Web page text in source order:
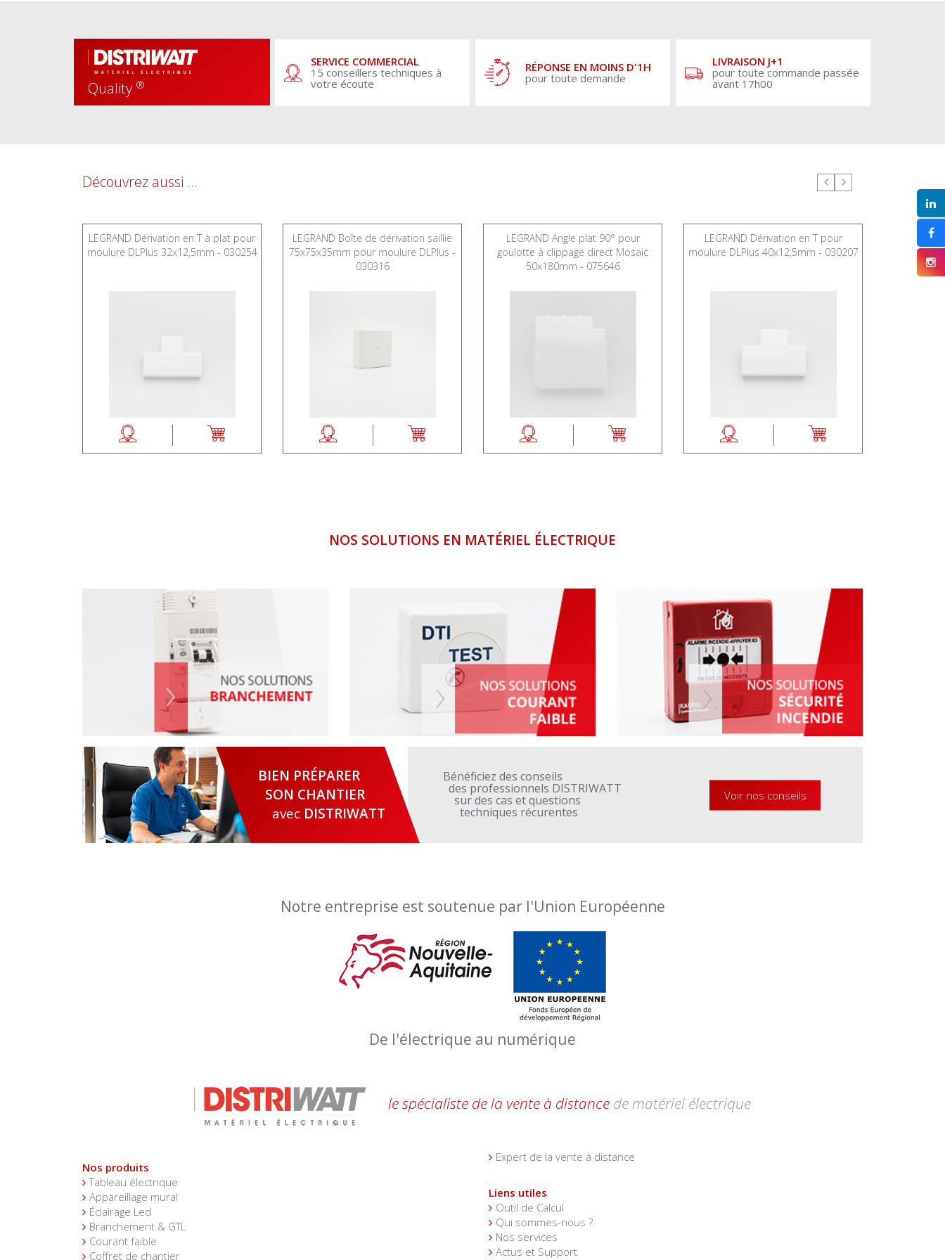
Quality ®
SERVICE COMMERCIAL
15 conseillers techniques à
votre écoute
RÉPONSE EN MOINS D'1H
pour toute demande
LIVRAISON J+1
pour toute commande passée
avant 17h00
Découvrez aussi ...
LEGRAND Dérivation en T à plat pour
moulure DLPlus 32x12,5mm - 030254
LEGRAND Boîte de dérivation saillie
75x75x35mm pour moulure DLPlus -
030316
LEGRAND Angle plat 90° pour
goulotte à clippage direct Mosaic
50x180mm - 075646
LEGRAND Dérivation en T pour
moulure DLPlus 40x12,5mm - 030207
moulure
NOS SOLUTIONS EN MATÉRIEL ÉLECTRIQUE
Bénéficiez des conseils
des professionnels DISTRIWATT
sur des cas et questions
techniques récurentes
Voir nos conseils
BIEN PRÉPARER
SON CHANTIER
avec DISTRIWATT
Notre entreprise est soutenue par l'Union Européenne
De l'électrique au numérique
le spécialiste de la vente à distancede matériel électrique
Nos produits
Tableau électrique
Appareillage mural
Éclairage Led
Branchement & GTL
Courant faible
Coffret de chantier
Expert de la vente à distance
Liens utiles
Outil de Calcul
Qui sommes-nous ?
Nos services
Actus et Support